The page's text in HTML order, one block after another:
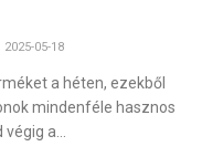
2025-05-18
a héten, ezekből
mindenféle hasznos
végig a…